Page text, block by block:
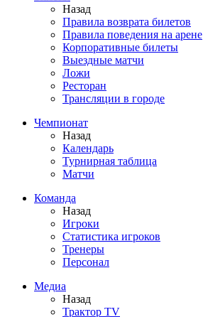
Назад
Правила возврата билетов
Правила поведения на арене
Корпоративные билеты
Выездные матчи
Ложи
Ресторан
Трансляции в городе
Чемпионат
Назад
Календарь
Турнирная таблица
Матчи
Команда
Назад
Игроки
Статистика игроков
Тренеры
Персонал
Медиа
Назад
Трактор TV